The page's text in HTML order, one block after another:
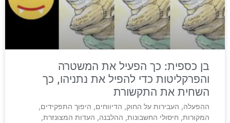
בן כספית: כך הפעיל את המשטרה
והפרקליטות כדי להפיל את נתניהו, כך
השחית את התקשורת
ההפעלה, העבירות על החוק, הדיווחים, היפוך התפקידים,
המקורות, חיסולי החשבונות, ההלבנה, העדות המצונזרת,